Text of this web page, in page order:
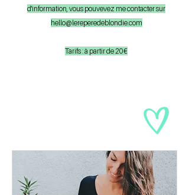
d'information, vous pouvevez me contacter sur
hello@lereperedeblondie.com
Tarifs : à partir de 20€